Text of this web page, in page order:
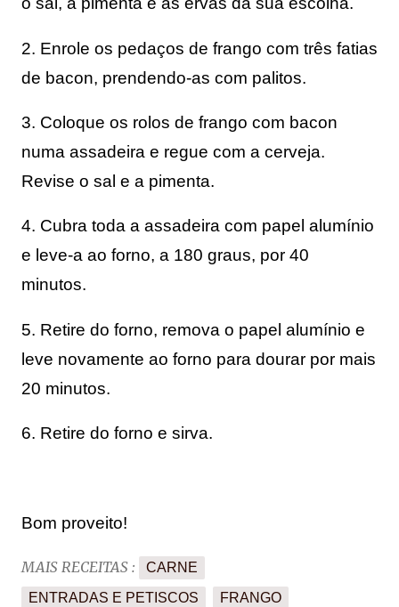
2. Enrole os pedaços de frango com três fatias
de bacon, prendendo-as com palitos.
3. Coloque os rolos de frango com bacon
numa assadeira e regue com a cerveja.
Revise o sal e a pimenta.
4. Cubra toda a assadeira com papel alumínio
e leve-a ao forno, a 180 graus, por 40
minutos.
5. Retire do forno, remova o papel alumínio e
leve novamente ao forno para dourar por mais
20 minutos.
6. Retire do forno e sirva.
Bom proveito!
MAIS RECEITAS :
CARNE
ENTRADAS E PETISCOS
FRANGO